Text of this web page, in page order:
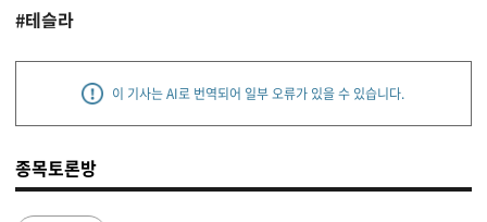
#테슬라
이 기사는 AI로 번역되어 일부 오류가 있을 수 있습니다.
종목토론방